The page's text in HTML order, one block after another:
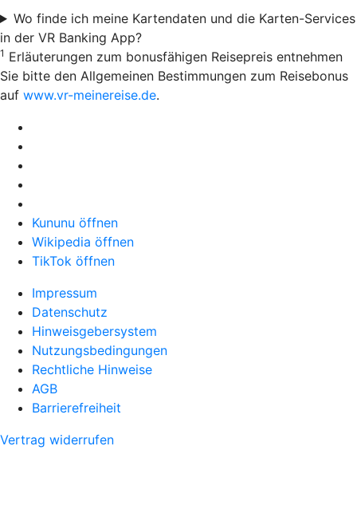
Wo finde ich meine Kartendaten und die Karten-Services
in der VR Banking App?
1 Erläuterungen zum bonusfähigen Reisepreis entnehmen
Sie bitte den Allgemeinen Bestimmungen zum Reisebonus
auf www.vr-meinereise.de.
Kununu öffnen
Wikipedia öffnen
TikTok öffnen
Impressum
Datenschutz
Hinweisgebersystem
Nutzungsbedingungen
Rechtliche Hinweise
AGB
Barrierefreiheit
Vertrag widerrufen